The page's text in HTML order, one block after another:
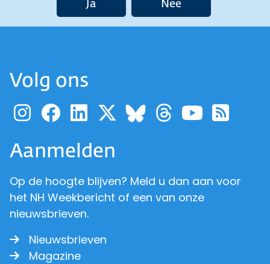
Ja Nee
Volg ons
Ga naar de pagina van
Ga naar de pagina
Ga naar de
Ga naar de
Ga naar de
Ga naar
Ga
Aanmelden
Op de hoogte blijven? Meld u dan aan voor
het NH Weekbericht of een van onze
nieuwsbrieven.
Nieuwsbrieven
Magazine